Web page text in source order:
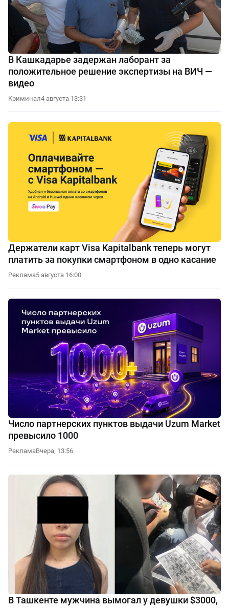
В Кашкадарье задержан лаборант за
положительное решение экспертизы на ВИЧ —
видео
Криминал4 августа 13:31
Держатели карт Visa Kapitalbank теперь могут
платить за покупки смартфоном в одно касание
Реклама5 августа 16:00
Число партнерских пунктов выдачи Uzum Market
превысило 1000
РекламаВчера, 13:56
В Ташкенте мужчина вымогал у девушки $3000,